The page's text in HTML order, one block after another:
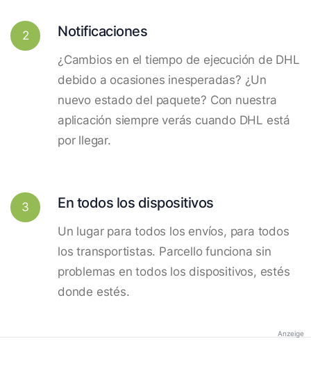
2 Notificaciones
¿Cambios en el tiempo de ejecución de DHL
debido a ocasiones inesperadas? ¿Un
nuevo estado del paquete? Con nuestra
aplicación siempre verás cuando DHL está
por llegar.
3 En todos los dispositivos
Un lugar para todos los envíos, para todos
los transportistas. Parcello funciona sin
problemas en todos los dispositivos, estés
donde estés.
Anzeige